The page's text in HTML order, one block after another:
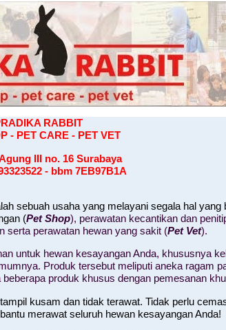
RABBIT
- PET CARE - PET VET
III no. 16 Surabaya
- bbm 7EB97B1A
sebuah usaha yang melayani segala hal yang
(Pet Shop), perawatan kecantikan dan
serta perawatan hewan yang sakit (Pet Vet).
untuk hewan kesayangan Anda, khususnya
Produk tersebut meliputi aneka ragam
produk khusus dengan pemesanan
kusam dan tidak terawat. Tidak perlu
merawat seluruh hewan kesayangan Anda!